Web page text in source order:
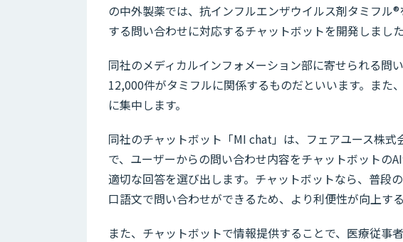
の中外製薬では、抗インフルエンザウイルス剤タミフル
する問い合わせに対応するチャットボットを開発しました
同社のメディカルインフォメーション部に寄せられる問
12,000件がタミフルに関係するものだといいます。また
に集中します。
同社のチャットボット「MI chat」は、フェアユース株
で、ユーザーからの問い合わせ内容をチャットボットの
適切な回答を選び出します。チャットボットなら、普段
口語文で問い合わせができるため、より利便性が向上する
また、チャットボットで情報提供することで、医療従事